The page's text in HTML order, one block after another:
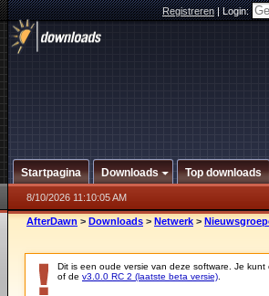
Registreren|Login:
Startpagina Downloads Top downloads
8/10/2026 11:10:05 AM
AfterDawn > Downloads > Netwerk >
Dit is een oude versie van deze software. Je kunt
of de v3.0.0 RC 2 (laatste beta versie)